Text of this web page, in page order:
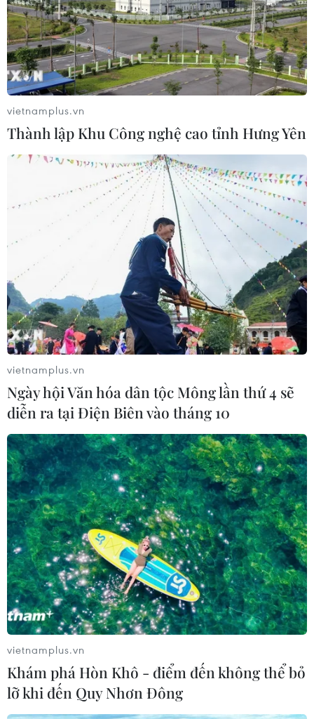
Chứng khoán châu Á đồng loạt tăng
nhờ đà hồi phục của cổ phiếu công
nghệ
05/08/2026 11:00
Đồng Nai phát hiện 7 cơ sở nuôi lợn
"vỗ béo" sử dụng chất cấm
05/08/2026 04:59
Mùa dâu Hạ Châu - trái cây
đặc sản của vùng đất Tây Đô
Thành phố Hồ Chí Minh siết kiểm
soát chặt chẽ thực phẩm tại các chợ
đầu mối
05/08/2026 02:50
Giá vàng trong nước tăng nhẹ, SJC
lên ngưỡng 141 triệu đồng mỗi lượng
05/08/2026 02:25
Giá vàng ngày 5/8: Bảng giá tại các
công ty vàng bạc đá quý
05/08/2026 01:51
Giá vàng thế giới tăng khoảng 1% khi
vietnamplus.vn
Thành lập Khu Công nghệ cao tỉnh Hưng Yên
vietnamplus.vn
Ngày hội Văn hóa dân tộc Mông lần thứ 4 sẽ
diễn ra tại Điện Biên vào tháng 10
vietnamplus.vn
Khám phá Hòn Khô - điểm đến không thể bỏ
lỡ khi đến Quy Nhơn Đông